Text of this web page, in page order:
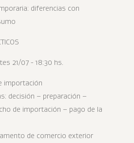
diferencias con
21/07 - 18:30 hs.
importación
decisión – preparación –
de importación – pago de la
de comercio exterior